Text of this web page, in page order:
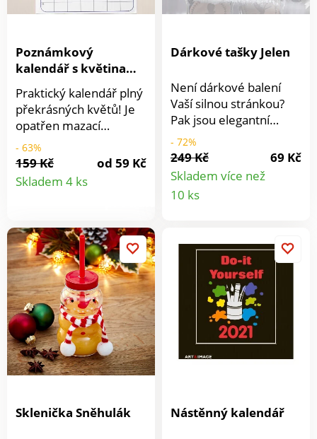
Poznámkový
kalendář s květinami
2017
Praktický kalendář plný
překrásných květů! Je
opatřen mazací
tabulkou a fixem pro
zapsání důležitých
každodenních
poznámek. Ideální, už
kalendář s okénky pro
zapsání důležitých
schůzek. Se spirálou.
- 63%
159 Kč
od 59 Kč
Skladem 4 ks
Detail
Dárkové tašky Jelen
Není dárkové balení
Vaší silnou stránkou?
Pak jsou elegantní
vánoční tašky s jelenem
tím nejjednodušším a
nejlepším řešením.
100% polyester, každý
11 x 16 cm. Dodáváno
V kostkovaném vzoru s
motivem jelena Sada 2
- 72%
249 Kč
69 Kč
Skladem více než
10 ks
Sklenička Sněhulák Nástěnný kalendář